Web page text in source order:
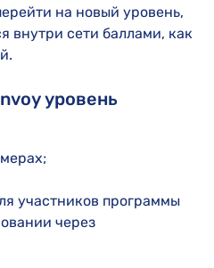
на новый уровень,
внутри сети баллами, как
уровень
участников программы
через